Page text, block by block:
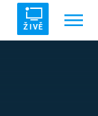
ŽIVĚ
VÁLKA